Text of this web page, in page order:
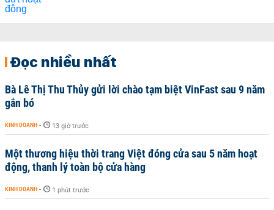
Đọc nhiều nhất
Bà Lê Thị Thu Thủy gửi lời chào tạm biệt VinFast sau 9 năm
gắn bó
KINH DOANH - 13 giờ trước
Một thương hiệu thời trang Việt đóng cửa sau 5 năm hoạt
động, thanh lý toàn bộ cửa hàng
KINH DOANH - 1 phút trước